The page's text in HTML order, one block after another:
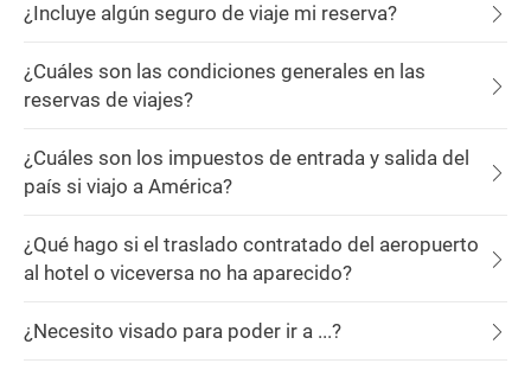
¿Incluye algún seguro de viaje mi reserva?
¿Cuáles son las condiciones generales en las
reservas de viajes?
¿Cuáles son los impuestos de entrada y salida del
país si viajo a América?
¿Qué hago si el traslado contratado del aeropuerto
al hotel o viceversa no ha aparecido?
¿Necesito visado para poder ir a ...?